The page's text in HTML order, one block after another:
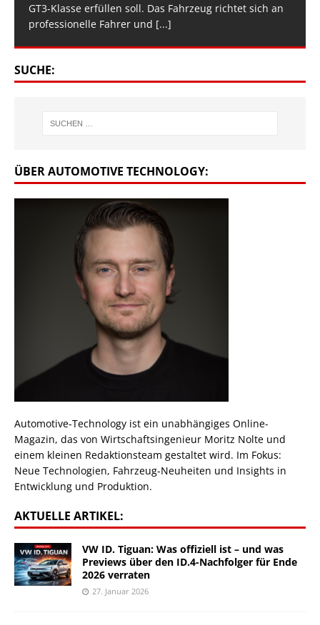
GT3-Klasse erfüllen soll. Das Fahrzeug richtet sich an
professionelle Fahrer und [...]
SUCHE:
ÜBER AUTOMOTIVE TECHNOLOGY:
Automotive-Technology ist ein unabhängiges Online-
Magazin, das von Wirtschaftsingenieur Moritz Nolte und
einem kleinen Redaktionsteam gestaltet wird. Im Fokus:
Neue Technologien, Fahrzeug-Neuheiten und Insights in
Entwicklung und Produktion.
AKTUELLE ARTIKEL:
VW ID. Tiguan: Was offiziell ist – und was
Previews über den ID.4-Nachfolger für Ende
2026 verraten
27. Januar 2026